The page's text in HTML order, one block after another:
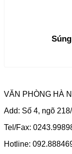
VĂN PHÒNG HÀ
Add: Số 4, ngõ
Tel/Fax:
Hotline: